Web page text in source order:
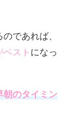
であれば、
スト になっ
朝のタイミン